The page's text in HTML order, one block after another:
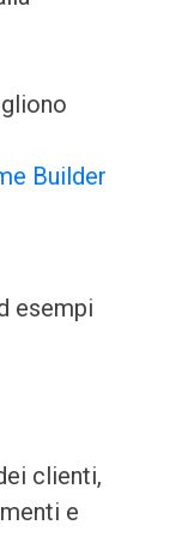
Builder
esempi
clienti,
e